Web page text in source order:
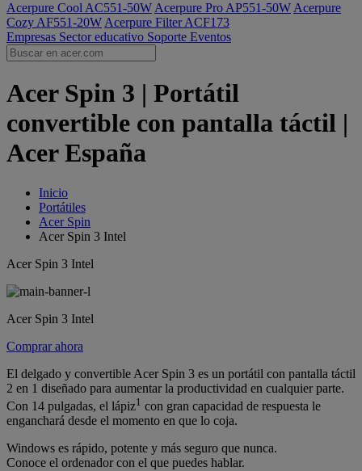
Acerpure Cool AC551-50W Acerpure Pro AP551-50W Acerpure
Cozy AF551-20W Acerpure Filter ACF173
Empresas Sector educativo Soporte Eventos
Acer Spin 3 | Portátil
convertible con pantalla táctil |
Acer España
Inicio
Portátiles
Acer Spin
Acer Spin 3 Intel
Acer Spin 3 Intel
Acer Spin 3 Intel
Comprar ahora
El delgado y convertible Acer Spin 3 es un portátil con pantalla táctil
2 en 1 diseñado para aumentar la productividad en cualquier parte.
Con 14 pulgadas, el lápiz1 con gran capacidad de respuesta le
enganchará desde el momento en que lo coja.
Windows es rápido, potente y más seguro que nunca.
Conoce el ordenador con el que puedes hablar.